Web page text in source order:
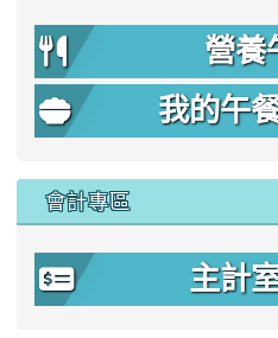
營養
我的午
會計專區
主計